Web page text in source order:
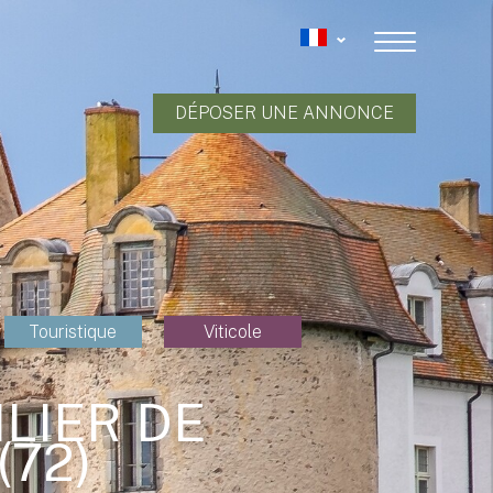
DÉPOSER UNE ANNONCE
Touristique Viticole
DE